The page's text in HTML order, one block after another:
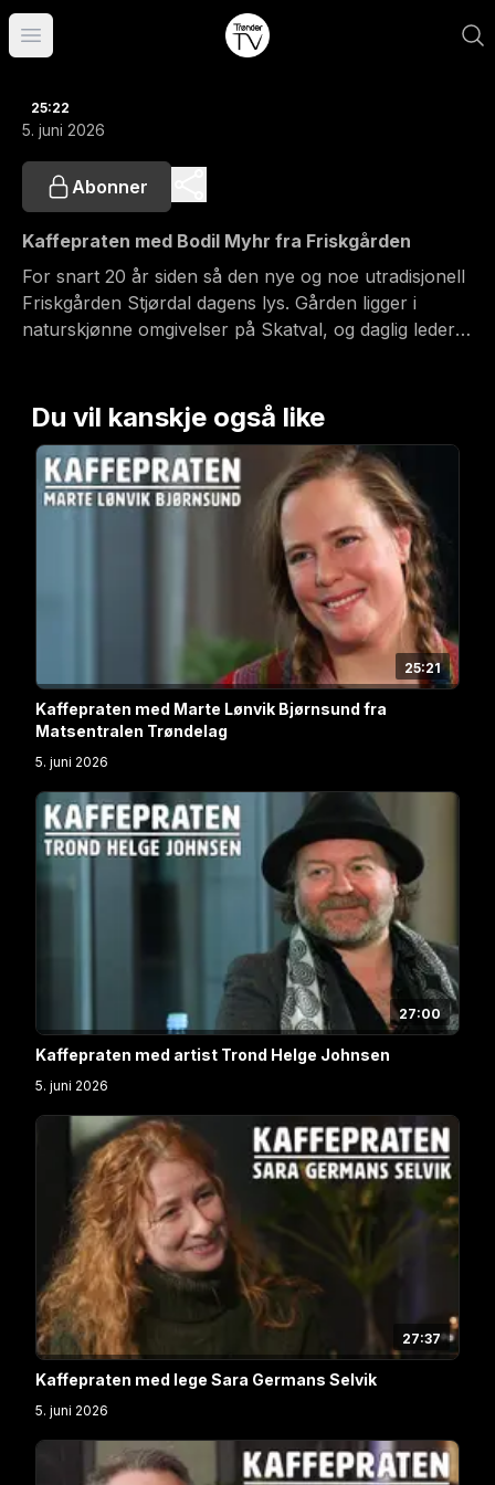
Åpne hovedmeny
25:22
5. juni 2026
Abonner
Kaffepraten med Bodil Myhr fra Friskgården
For snart 20 år siden så den nye og noe utradisjonell
Friskgården Stjørdal dagens lys. Gården ligger i
naturskjønne omgivelser på Skatval, og daglig leder
Du vil kanskje også like
25:21
Kaffepraten med Marte Lønvik Bjørnsund fra
Matsentralen Trøndelag
5. juni 2026
27:00
Kaffepraten med artist Trond Helge Johnsen
5. juni 2026
27:37
Kaffepraten med lege Sara Germans Selvik
5. juni 2026